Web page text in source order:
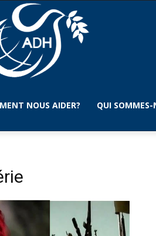
NOUS AIDER? QUI SOMMES-